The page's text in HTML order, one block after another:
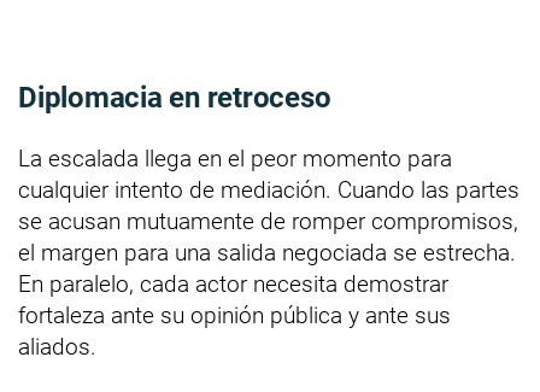
Diplomacia en retroceso
La escalada llega en el peor momento para
cualquier intento de mediación. Cuando las partes
se acusan mutuamente de romper compromisos,
el margen para una salida negociada se estrecha.
En paralelo, cada actor necesita demostrar
fortaleza ante su opinión pública y ante sus
aliados.